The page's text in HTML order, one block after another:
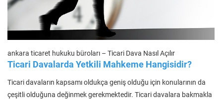
ankara ticaret hukuku büroları – Ticari Dava Nasıl Açılır
Ticari Davalarda Yetkili Mahkeme Hangisidir?
Ticari davaların kapsamı oldukça geniş olduğu için konularının da
çeşitli olduğuna değinmek gerekmektedir. Ticari davalara bakmakla